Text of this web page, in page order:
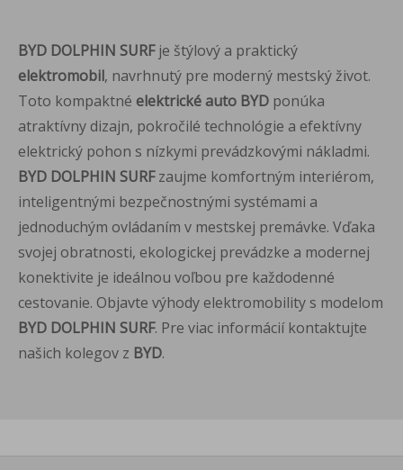
BYD DOLPHIN SURFje štýlový a praktický
elektromobil, navrhnutý pre moderný mestský život.
Toto kompaktné elektrické auto BYD ponúka
atraktívny dizajn, pokročilé technológie a efektívny
elektrický pohon s nízkymi prevádzkovými nákladmi.
BYD DOLPHIN SURFzaujme komfortným interiérom,
inteligentnými bezpečnostnými systémami a
jednoduchým ovládaním v mestskej premávke. Vďaka
svojej obratnosti, ekologickej prevádzke a modernej
konektivite je ideálnou voľbou pre každodenné
cestovanie. Objavte výhody elektromobility s modelom
BYD DOLPHIN SURF. Pre viac informácií kontaktujte
našich kolegov z BYD.